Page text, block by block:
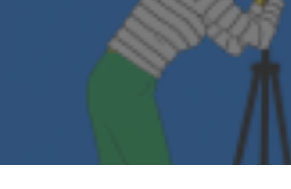
PHOTO
Créativité